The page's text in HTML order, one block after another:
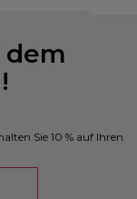
dem
Sie 10 % auf Ihren